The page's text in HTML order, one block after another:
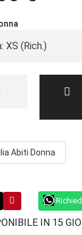
Abiti Donna
IN 15